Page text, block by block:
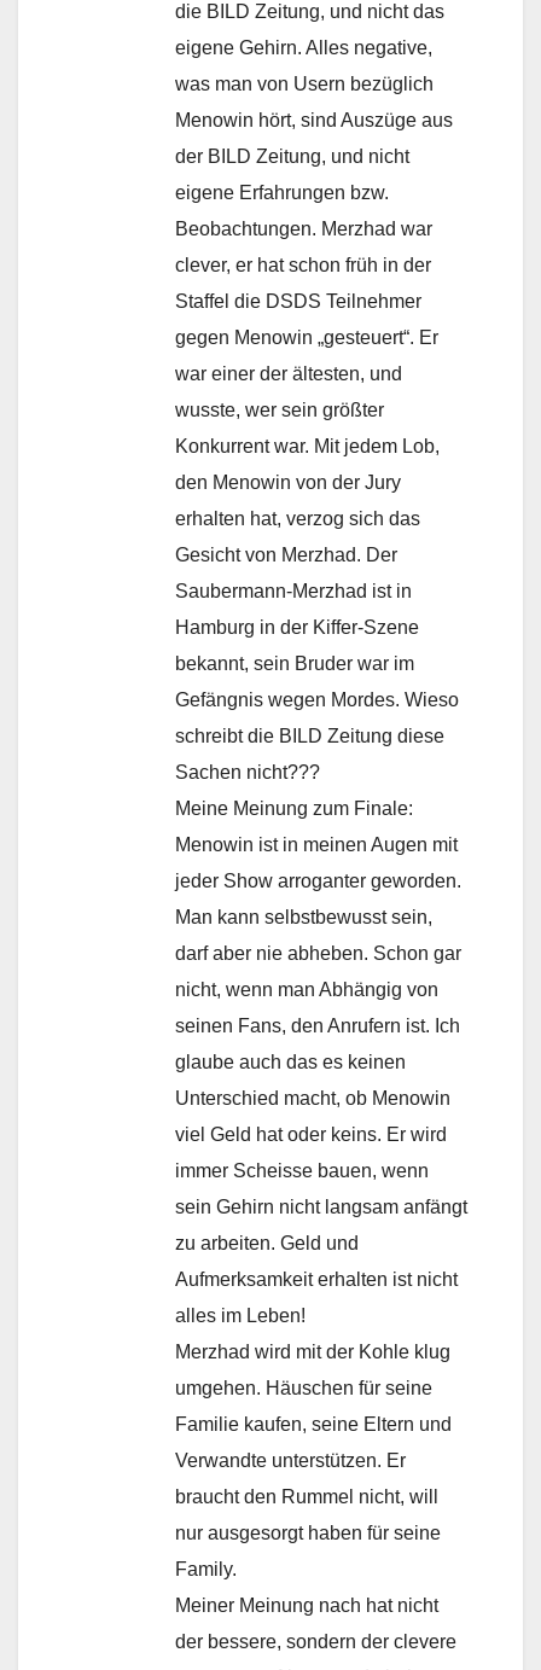
die BILD Zeitung, und nicht das
eigene Gehirn. Alles negative,
was man von Usern bezüglich
Menowin hört, sind Auszüge aus
der BILD Zeitung, und nicht
eigene Erfahrungen bzw.
Beobachtungen. Merzhad war
clever, er hat schon früh in der
Staffel die DSDS Teilnehmer
gegen Menowin „gesteuert“. Er
war einer der ältesten, und
wusste, wer sein größter
Konkurrent war. Mit jedem Lob,
den Menowin von der Jury
erhalten hat, verzog sich das
Gesicht von Merzhad. Der
Saubermann-Merzhad ist in
Hamburg in der Kiffer-Szene
bekannt, sein Bruder war im
Gefängnis wegen Mordes. Wieso
schreibt die BILD Zeitung diese
Sachen nicht???
Meine Meinung zum Finale:
Menowin ist in meinen Augen mit
jeder Show arroganter geworden.
Man kann selbstbewusst sein,
darf aber nie abheben. Schon gar
nicht, wenn man Abhängig von
seinen Fans, den Anrufern ist. Ich
glaube auch das es keinen
Unterschied macht, ob Menowin
viel Geld hat oder keins. Er wird
immer Scheisse bauen, wenn
sein Gehirn nicht langsam anfängt
zu arbeiten. Geld und
Aufmerksamkeit erhalten ist nicht
alles im Leben!
Merzhad wird mit der Kohle klug
umgehen. Häuschen für seine
Familie kaufen, seine Eltern und
Verwandte unterstützen. Er
braucht den Rummel nicht, will
nur ausgesorgt haben für seine
Family.
Meiner Meinung nach hat nicht
der bessere, sondern der clevere